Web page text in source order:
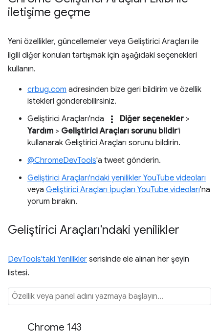
iletişime geçme
Yeni özellikler, güncellemeler veya Geliştirici Araçları ile
ilgili diğer konuları tartışmak için aşağıdaki seçenekleri
kullanın.
crbug.com adresinden bize geri bildirim ve özellik
istekleri gönderebilirsiniz.
Geliştirici Araçları'nda
more_vert Diğer seçenekler >
Yardım > Geliştirici Araçları sorunu bildir'i
kullanarak Geliştirici Araçları sorunu bildirin.
@ChromeDevTools'a tweet gönderin.
Geliştirici Araçları'ndaki yenilikler YouTube videoları
veya Geliştirici Araçları İpuçları YouTube videoları'na
yorum bırakın.
Geliştirici Araçları'ndaki yenilikler
DevTools'taki Yenilikler serisinde ele alınan her şeyin
listesi.
Chrome 143